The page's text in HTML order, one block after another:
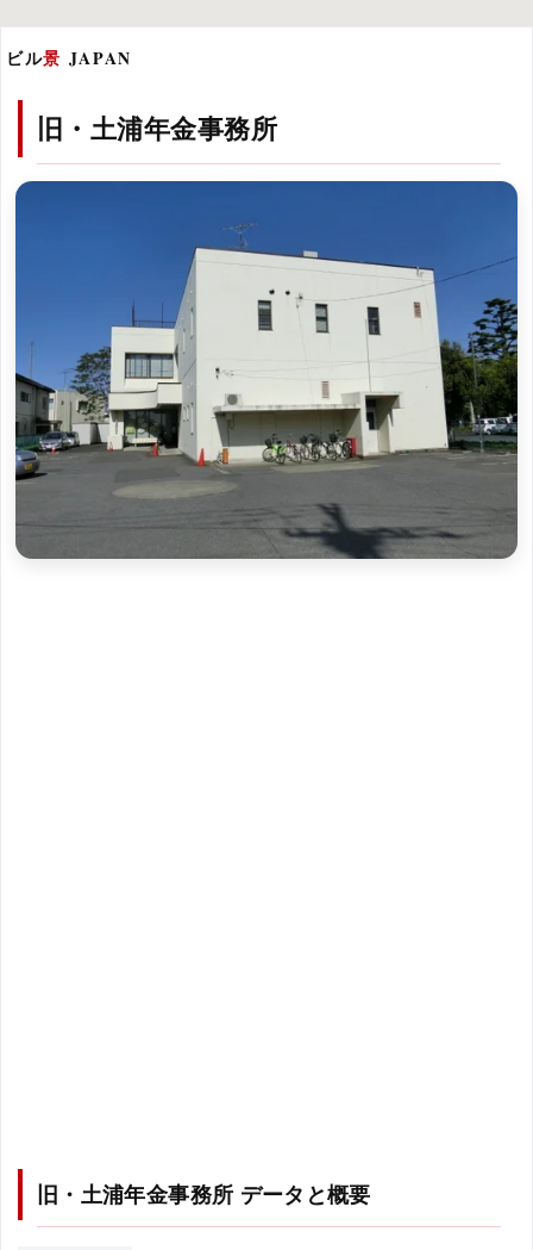
ビル景 JAPAN
旧・土浦年金事務所
旧・土浦年金事務所 データと概要